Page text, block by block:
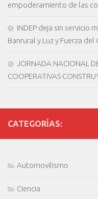
empoderamiento de las
INDEP deja sin servicio
Banrural y Luz y Fuerza del
JORNADA NACIONAL
COOPERATIVAS
CATEGORÍAS:
Automovilismo
Ciencia